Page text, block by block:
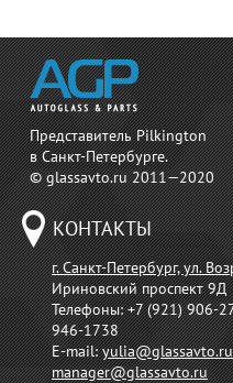
Представитель Pilkington
в Санкт-Петербурге.
© glassavto.ru 2011—2020
КОНТАКТЫ
г. Санкт-Петербург, ул.
Ириновский проспект 9Д
Телефоны:+7 (921) 906-
946-1738
E-mail:yulia@glassavto.ru
manager@glassavto.ru